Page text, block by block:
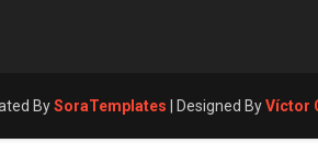
BySoraTemplates | Designed ByVíctor